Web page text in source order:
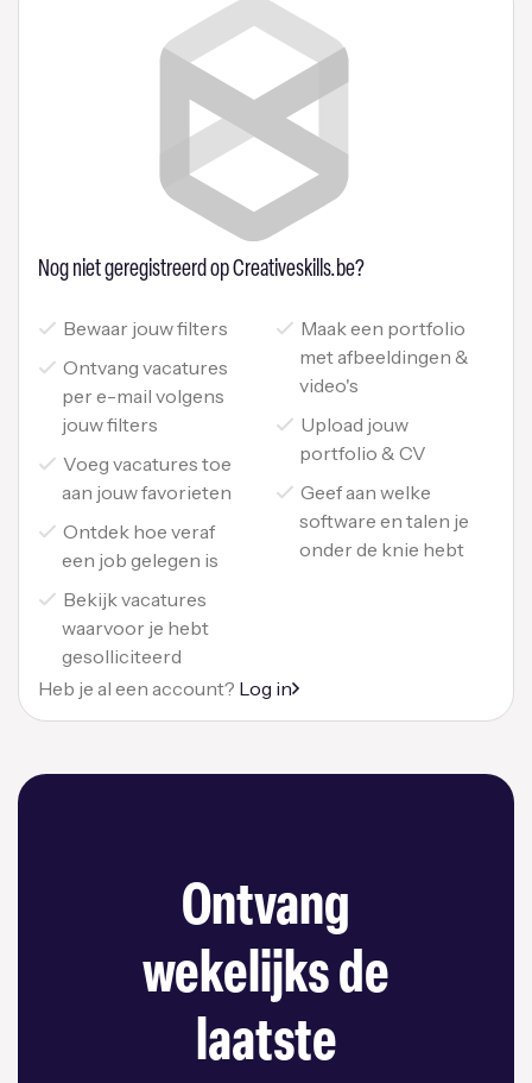
Nog niet geregistreerd op Creativeskills.be?
Bewaar jouw filters
Ontvang vacatures
per e-mail volgens
jouw filters
Voeg vacatures toe
aan jouw favorieten
Ontdek hoe veraf
een job gelegen is
Bekijk vacatures
waarvoor je hebt
gesolliciteerd
Maak een portfolio
met afbeeldingen &
video's
Upload jouw
portfolio & CV
Geef aan welke
software en talen je
onder de knie hebt
Heb je al een account? Log in
Ontvang
wekelijks de
laatste